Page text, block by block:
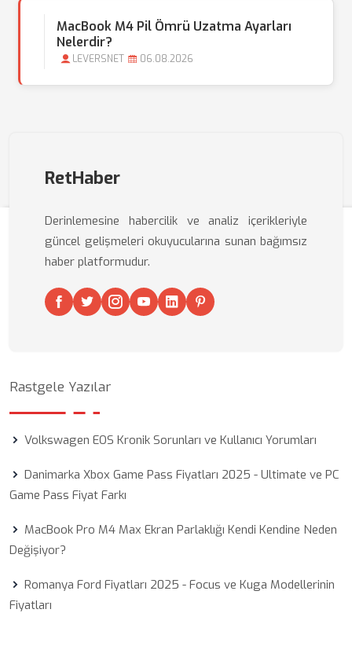
MacBook M4 Pil Ömrü Uzatma Ayarları
Nelerdir?
LEVERSNET 06.08.2026
RetHaber
Derinlemesine habercilik ve analiz içerikleriyle
güncel gelişmeleri okuyucularına sunan bağımsız
haber platformudur.
Rastgele Yazılar
Volkswagen EOS Kronik Sorunları ve Kullanıcı Yorumları
Danimarka Xbox Game Pass Fiyatları 2025 - Ultimate ve PC
Game Pass Fiyat Farkı
MacBook Pro M4 Max Ekran Parlaklığı Kendi Kendine Neden
Değişiyor?
Romanya Ford Fiyatları 2025 - Focus ve Kuga Modellerinin
Fiyatları